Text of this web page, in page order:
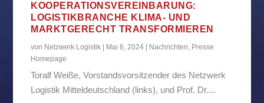
KOOPERATIONSVEREINBARUNG:
LOGISTIKBRANCHE KLIMA- UND
MARKTGERECHT TRANSFORMIEREN
von Netzwerk Logistik Mai 6, 2024 Nachrichten, Presse
Homepage
Toralf Weiße, Vorstandsvorsitzender des Netzwerk
Logistik Mitteldeutschland (links), und Prof. Dr....